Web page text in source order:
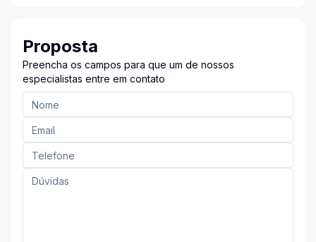
Proposta
Preencha os campos para que um de nossos
especialistas entre em contato